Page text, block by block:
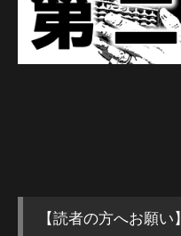
【読者の方へお願い】